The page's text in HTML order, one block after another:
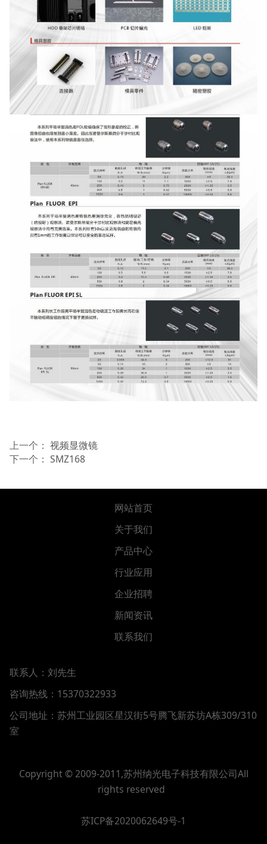
上一个： 视频显微镜
下一个： SMZ168
网站首页
关于我们
产品中心
行业应用
企业招聘
新闻资讯
联系我们
联系人：刘先生
咨询热线：15370322933
公司地址： 苏州工业园区星汉街5号腾飞新苏坊A栋309/310
室
Copyright © 2009-2011,苏州纳光电子科技有限公司All
rights reserved
苏ICP备2020062649号-1